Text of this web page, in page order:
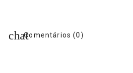
Comentários (0)